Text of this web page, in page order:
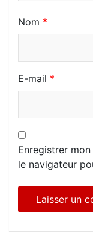
Nom *
E-mail *
Enregistrer
le navigateur